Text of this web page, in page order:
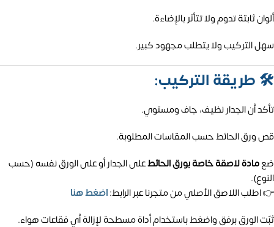
ألوان ثابتة تدوم ولا تتأثر بالإضاءة.
سهل التركيب ولا يتطلب مجهود كبير.
🛠️ طريقة التركيب:
تأكد أن الجدار نظيف، جاف ومستوي.
قص ورق الحائط حسب المقاسات المطلوبة.
ضعمادة لاصقة خاصة بورق الحائطعلى الجدار أو على الورق نفسه (حسب
النوع).
👉 اطلب اللاصق الأصلي من متجرنا عبر الرابط:اضغط هنا
ثبّت الورق برفق واضغط باستخدام أداة مسطحة لإزالة أي فقاعات هواء.